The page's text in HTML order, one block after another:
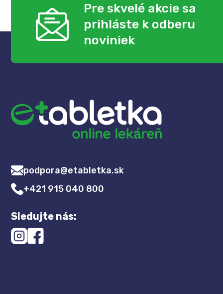
Pre skvelé akcie sa
prihláste k odberu
noviniek
podpora@etabletka.sk
+421 915 040 800
Sledujte nás: